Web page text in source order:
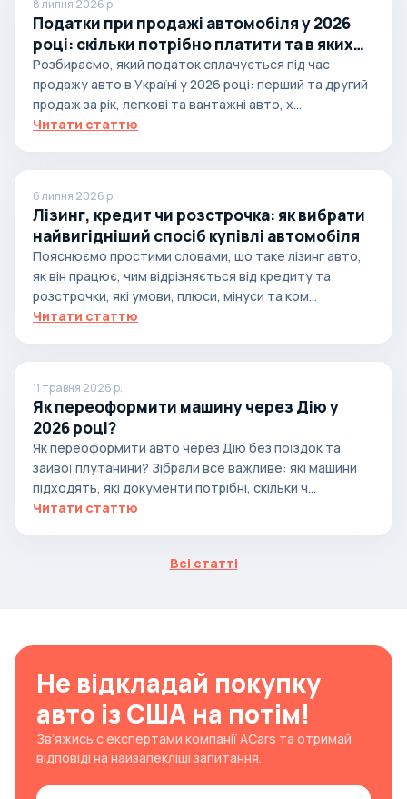
8 липня 2026 р.
Податки при продажі автомобіля у 2026
році: скільки потрібно платити та в яких
випадках
Розбираємо, який податок сплачується під час
продажу авто в Україні у 2026 році: перший та другий
продаж за рік, легкові та вантажні авто, х...
Читати статтю
6 липня 2026 р.
Лізинг, кредит чи розстрочка: як вибрати
найвигідніший спосіб купівлі автомобіля
Пояснюємо простими словами, що таке лізинг авто,
як він працює, чим відрізняється від кредиту та
розстрочки, які умови, плюси, мінуси та ком...
Читати статтю
11 травня 2026 р.
Як переоформити машину через Дію у
2026 році?
Як переоформити авто через Дію без поїздок та
зайвої плутанини? Зібрали все важливе: які машини
підходять, які документи потрібні, скільки ч...
Читати статтю
Всі статті
Не відкладай покупку
авто із США на потім!
Зв’яжись с експертами компанії ACars та отримай
відповіді на найзапекліші запитання.